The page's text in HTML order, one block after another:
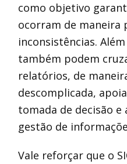
como objetivo
ocorram de maneira
inconsistências.
também podem
relatórios, de
descomplicada,
tomada de decisão
gestão de
Vale reforçar que o